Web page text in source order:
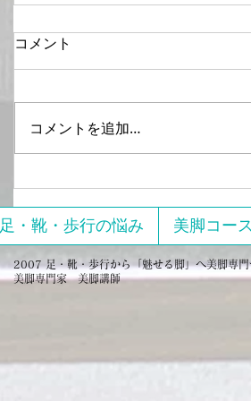
「【オンライン】限定 初心
者向け3回でパーフェクトの
美脚をゲットする」へのレビ
ュー
コメント
コメントを追加…
足・靴・歩行の悩み 美脚コー
2007 足・靴・歩行から「魅せる脚」へ美脚
美脚専門家 美脚講師